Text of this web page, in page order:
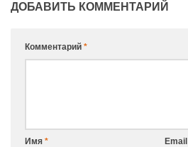
ДОБАВИТЬ КОММЕНТАРИЙ
Комментарий *
Имя * Email